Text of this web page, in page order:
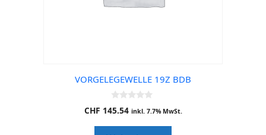
VORGELEGEWELLE 19Z BDB
0
o
CHF 145.54 inkl. 7.7% MwSt.